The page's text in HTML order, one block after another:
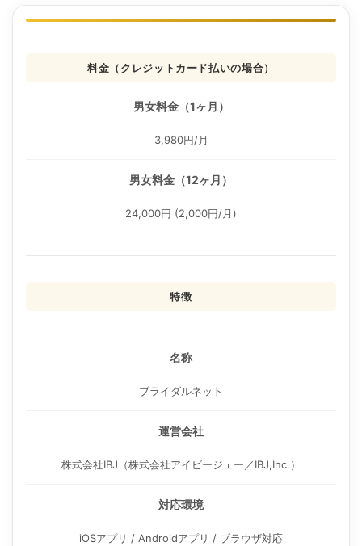
料金（クレジットカード払いの場合）
男女料金（1ヶ月）
3,980円/月
男女料金（12ヶ月）
24,000円 (2,000円/月)
特徴
名称
ブライダルネット
運営会社
株式会社IBJ（株式会社アイビージェー／IBJ,Inc.）
対応環境
iOSアプリ / Androidアプリ / ブラウザ対応